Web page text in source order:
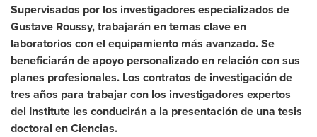
Supervisados por los investigadores especializados de
Gustave Roussy,trabajarán en temas clave en
laboratorios con el equipamiento más avanzado.Se
beneficiarán de apoyo personalizado en relación con sus
planes profesionales. Los contratos de investigación de
tres años para trabajar con los investigadores expertos
del Institute les conducirán a la presentación de una tesis
doctoral en Ciencias.